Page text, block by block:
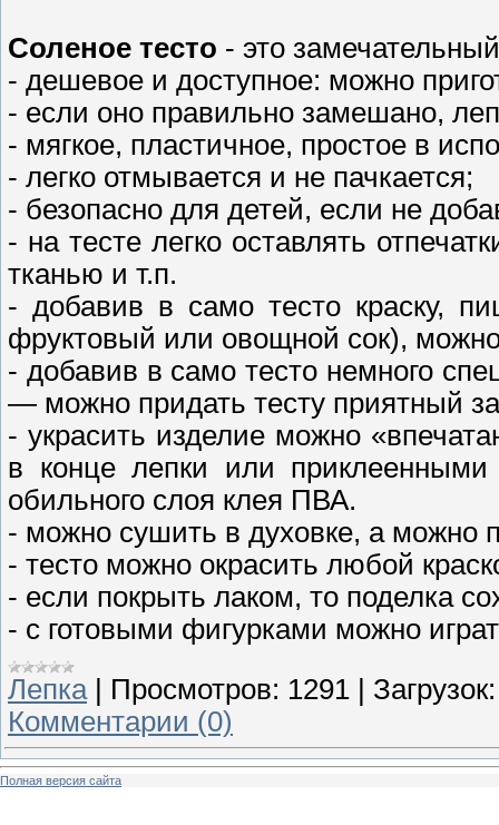
Соленое тесто - это
- дешевое и доступное: можно
- если оно правильно замешано,
- мягкое, пластичное, простое в
- легко отмывается и не пачкается;
- безопасно для детей, если не
- на тесте легко оставлять
тканью и т.п.
- добавив в само тесто краску,
фруктовый или овощной сок),
- добавив в само тесто немного
— можно придать тесту приятный
- украсить изделие можно
в конце лепки или
обильного слоя клея ПВА.
- можно сушить в духовке, а можно
- тесто можно окрасить любой
- если покрыть лаком, то поделка
- с готовыми фигурками можно
Лепка | Просмотров: 1291 | Загрузок:
Комментарии (0)
Полная версия сайта